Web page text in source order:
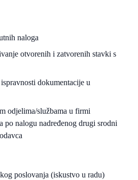
naloga
otvorenih i zatvorenih stavki s
dokumentacije u
odjelima/službama u firmi
po nalogu nadređenog drugi srodni
poslovanja (iskustvo u radu)